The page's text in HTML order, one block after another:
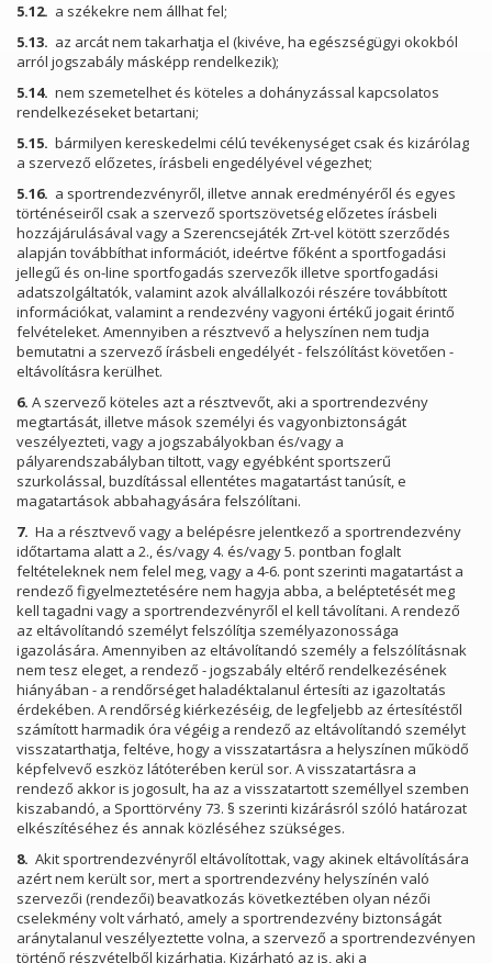
5.12. a székekre nem állhat fel;
5.13. az arcát nem takarhatja el (kivéve, ha egészségügyi okokból
arról jogszabály másképp rendelkezik);
5.14. nem szemetelhet és köteles a dohányzással kapcsolatos
rendelkezéseket betartani;
5.15. bármilyen kereskedelmi célú tevékenységet csak és kizárólag
a szervező előzetes, írásbeli engedélyével végezhet;
5.16. a sportrendezvényről, illetve annak eredményéről és egyes
történéseiről csak a szervező sportszövetség előzetes írásbeli
hozzájárulásával vagy a Szerencsejáték Zrt-vel kötött szerződés
alapján továbbíthat információt, ideértve főként a sportfogadási
jellegű és on-line sportfogadás szervezők illetve sportfogadási
adatszolgáltatók, valamint azok alvállalkozói részére továbbított
információkat, valamint a rendezvény vagyoni értékű jogait érintő
felvételeket. Amennyiben a résztvevő a helyszínen nem tudja
bemutatni a szervező írásbeli engedélyét - felszólítást követően -
eltávolításra kerülhet.
6. A szervező köteles azt a résztvevőt, aki a sportrendezvény
megtartását, illetve mások személyi és vagyonbiztonságát
veszélyezteti, vagy a jogszabályokban és/vagy a
pályarendszabályban tiltott, vagy egyébként sportszerű
szurkolással, buzdítással ellentétes magatartást tanúsít, e
magatartások abbahagyására felszólítani.
7. Ha a résztvevő vagy a belépésre jelentkező a sportrendezvény
időtartama alatt a 2., és/vagy 4. és/vagy 5. pontban foglalt
feltételeknek nem felel meg, vagy a 4-6. pont szerinti magatartást a
rendező figyelmeztetésére nem hagyja abba, a beléptetését meg
kell tagadni vagy a sportrendezvényről el kell távolítani. A rendező
az eltávolítandó személyt felszólítja személyazonossága
igazolására. Amennyiben az eltávolítandó személy a felszólításnak
nem tesz eleget, a rendező - jogszabály eltérő rendelkezésének
hiányában - a rendőrséget haladéktalanul értesíti az igazoltatás
érdekében. A rendőrség kiérkezéséig, de legfeljebb az értesítéstől
számított harmadik óra végéig a rendező az eltávolítandó személyt
visszatarthatja, feltéve, hogy a visszatartásra a helyszínen működő
képfelvevő eszköz látóterében kerül sor. A visszatartásra a
rendező akkor is jogosult, ha az a visszatartott személlyel szemben
kiszabandó, a Sporttörvény 73. § szerinti kizárásról szóló határozat
elkészítéséhez és annak közléséhez szükséges.
8. Akit sportrendezvényről eltávolítottak, vagy akinek eltávolítására
azért nem került sor, mert a sportrendezvény helyszínén való
szervezői (rendezői) beavatkozás következtében olyan nézői
cselekmény volt várható, amely a sportrendezvény biztonságát
aránytalanul veszélyeztette volna, a szervező a sportrendezvényen
történő részvételből kizárhatja. Kizárható az is, aki a